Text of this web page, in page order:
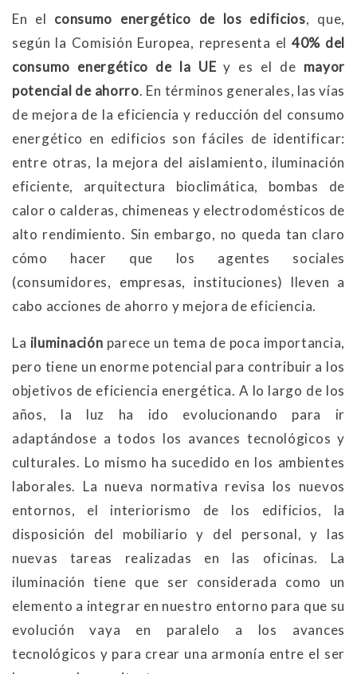
En el consumo energético de los edificios, que,
según la Comisión Europea, representa el 40% del
consumo energético de la UE y es el de mayor
potencial de ahorro. En términos generales, las vías
de mejora de la eficiencia y reducción del consumo
energético en edificios son fáciles de identificar:
entre otras, la mejora del aislamiento, iluminación
eficiente, arquitectura bioclimática, bombas de
calor o calderas, chimeneas y electrodomésticos de
alto rendimiento. Sin embargo, no queda tan claro
cómo hacer que los agentes sociales
(consumidores, empresas, instituciones) lleven a
cabo acciones de ahorro y mejora de eficiencia.
La iluminación parece un tema de poca importancia,
pero tiene un enorme potencial para contribuir a los
objetivos de eficiencia energética. A lo largo de los
años, la luz ha ido evolucionando para ir
adaptándose a todos los avances tecnológicos y
culturales. Lo mismo ha sucedido en los ambientes
laborales. La nueva normativa revisa los nuevos
entornos, el interiorismo de los edificios, la
disposición del mobiliario y del personal, y las
nuevas tareas realizadas en las oficinas. La
iluminación tiene que ser considerada como un
elemento a integrar en nuestro entorno para que su
evolución vaya en paralelo a los avances
tecnológicos y para crear una armonía entre el ser